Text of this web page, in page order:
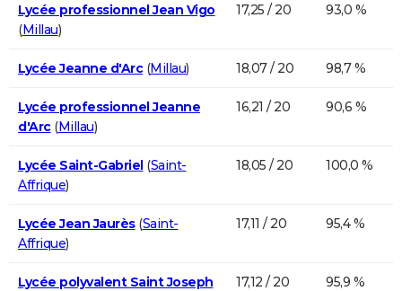
Lycée professionnel Jean Vigo
(Millau)
17,25 / 20 93,0 %
Lycée Jeanne d'Arc(Millau) 18,07 / 20 98,7 %
Lycée professionnel Jeanne
d'Arc(Millau)
16,21 / 20 90,6 %
Lycée Saint-Gabriel(Saint-
Affrique)
18,05 / 20 100,0 %
Lycée Jean Jaurès(Saint-
Affrique)
17,11 / 20 95,4 %
Lycée polyvalent Saint Joseph
17,12 / 20 95,9 %